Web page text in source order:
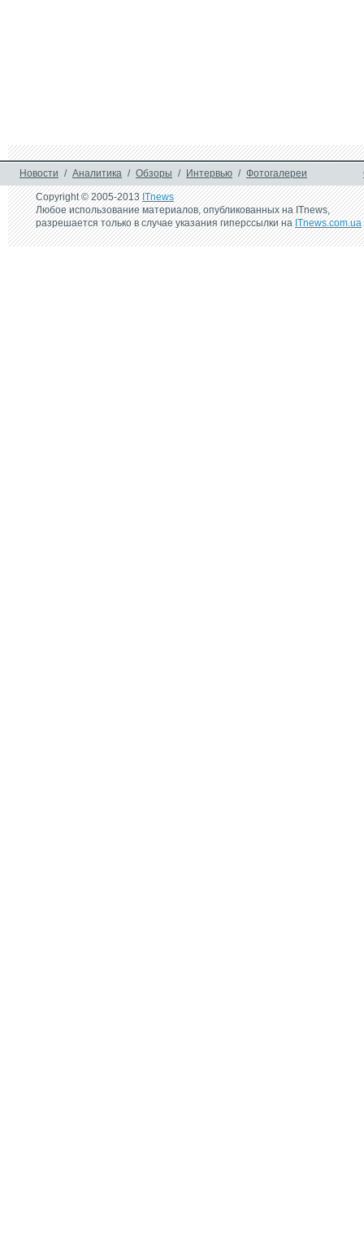
Новости / Аналитика / Обзоры / Интервью / Фотогалереи
Copyright © 2005-2013ITnews
Любое использование материалов, опубликованных на ITnews,
разрешается только в случае указания гиперссылки наITnews.com.ua